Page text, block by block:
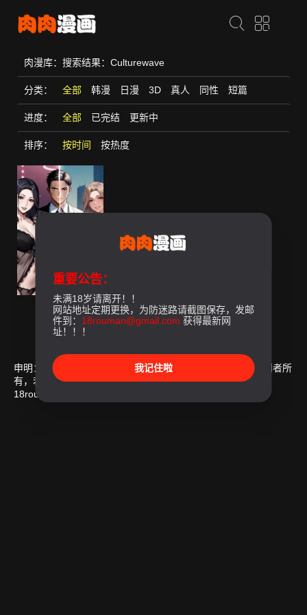
肉漫库：搜索结果：Culturewave
分类： 全部 韩漫 日漫 3D 真人 同性 短篇
进度： 全部 已完结 更新中
排序： 按时间 按热度
黑道X上班族
申明：本站所有漫画资源均来自互联网收集而来，版权归原创者所
有，若本站收录漫画无意冒犯了贵司版权，请及时联系我们：
18rouman@gmail.com
重要公告：
未满18岁请离开！！
网站地址定期更换，为防迷路请截图保存，发邮
件到： 18rouman@gmail.com 获得最新网
址！！！
我记住啦